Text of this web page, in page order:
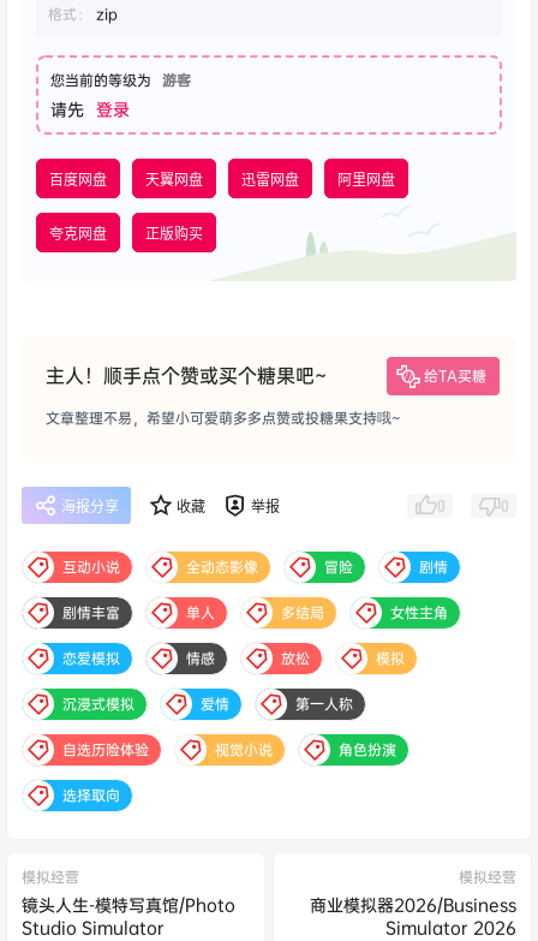
格式：
zip
您当前的等级为 游客
请先 登录
百度网盘 天翼网盘 迅雷网盘 阿里网盘
夸克网盘 正版购买
主人！顺手点个赞或买个糖果吧~ 给TA买糖
文章整理不易，希望小可爱萌多多点赞或投糖果支持哦~
海报分享 收藏 举报 0 0
互动小说 全动态影像 冒险 剧情
剧情丰富 单人 多结局 女性主角
恋爱模拟 情感 放松 模拟
沉浸式模拟 爱情 第一人称
自选历险体验 视觉小说 角色扮演
选择取向
模拟经营
镜头人生-模特写真馆/Photo
Studio Simulator
模拟经营
商业模拟器2026/Business
Simulator 2026